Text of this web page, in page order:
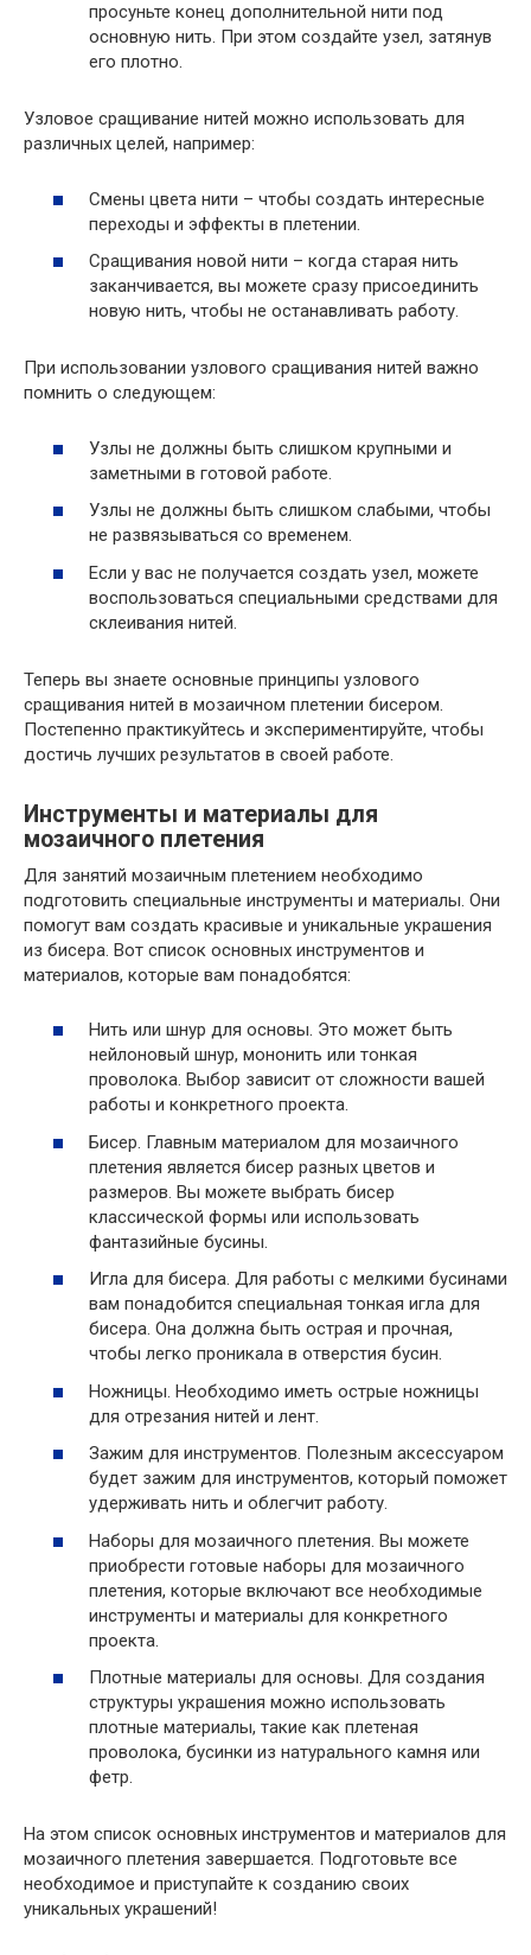
просуньте конец дополнительной нити под
основную нить. При этом создайте узел, затянув
его плотно.
Узловое сращивание нитей можно использовать для
различных целей, например:
Смены цвета нити – чтобы создать интересные
переходы и эффекты в плетении.
Сращивания новой нити – когда старая нить
заканчивается, вы можете сразу присоединить
новую нить, чтобы не останавливать работу.
При использовании узлового сращивания нитей важно
помнить о следующем:
Узлы не должны быть слишком крупными и
заметными в готовой работе.
Узлы не должны быть слишком слабыми, чтобы
не развязываться со временем.
Если у вас не получается создать узел, можете
воспользоваться специальными средствами для
склеивания нитей.
Теперь вы знаете основные принципы узлового
сращивания нитей в мозаичном плетении бисером.
Постепенно практикуйтесь и экспериментируйте, чтобы
достичь лучших результатов в своей работе.
Инструменты и материалы для
мозаичного плетения
Для занятий мозаичным плетением необходимо
подготовить специальные инструменты и материалы. Они
помогут вам создать красивые и уникальные украшения
из бисера. Вот список основных инструментов и
материалов, которые вам понадобятся:
Нить или шнур для основы. Это может быть
нейлоновый шнур, мононить или тонкая
проволока. Выбор зависит от сложности вашей
работы и конкретного проекта.
Бисер. Главным материалом для мозаичного
плетения является бисер разных цветов и
размеров. Вы можете выбрать бисер
классической формы или использовать
фантазийные бусины.
Игла для бисера. Для работы с мелкими бусинами
вам понадобится специальная тонкая игла для
бисера. Она должна быть острая и прочная,
чтобы легко проникала в отверстия бусин.
Ножницы. Необходимо иметь острые ножницы
для отрезания нитей и лент.
Зажим для инструментов. Полезным аксессуаром
будет зажим для инструментов, который поможет
удерживать нить и облегчит работу.
Наборы для мозаичного плетения. Вы можете
приобрести готовые наборы для мозаичного
плетения, которые включают все необходимые
инструменты и материалы для конкретного
проекта.
Плотные материалы для основы. Для создания
структуры украшения можно использовать
плотные материалы, такие как плетеная
проволока, бусинки из натурального камня или
фетр.
На этом список основных инструментов и материалов для
мозаичного плетения завершается. Подготовьте все
необходимое и приступайте к созданию своих
уникальных украшений!